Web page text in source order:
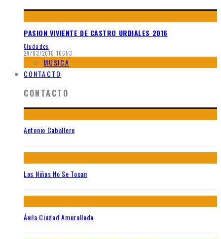
PASION VIVIENTE DE CASTRO URDIALES 2016
Ciudades
29/03/2016 10653
MUSICA
CONTACTO
CONTACTO
Antonio Caballero
Los Niños No Se Tocan
Ávila Ciudad Amurallada